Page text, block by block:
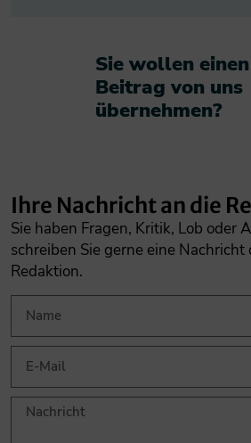
Sie wollen einen
Beitrag von uns
übernehmen?​
Ihre Nachricht an die
Sie haben Fragen, Kritik, Lob oder
schreiben Sie gerne eine
Redaktion.